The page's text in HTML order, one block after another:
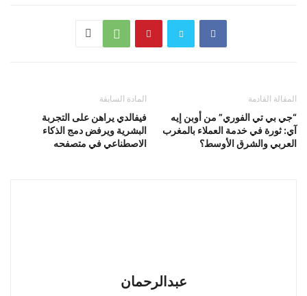
المادة السابقة
فيفالدي يراهن على التجربة
البشرية ويرفض دمج الذكاء
الاصطناعي في متصفحه
المقالة القادمة
“جي بي تي الفوري” من أوبن إيه
آي: ثورة في خدمة العملاء بالمغرب
العربي والشرق الأوسط؟
عبدالرحمان